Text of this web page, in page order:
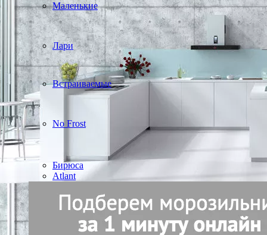
Маленькие
Лари
Встраиваемые
No Frost
Бирюса
Atlant